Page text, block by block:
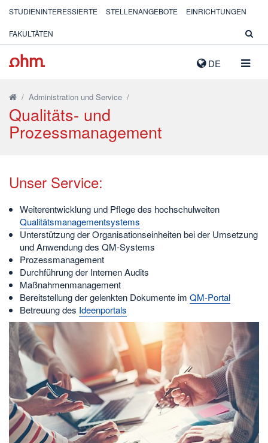
DE
STUDIENINTERESSIERTE STELLENANGEBOTE EINRICHTUNGEN
FAKULTÄTEN
/ Administration und Service /
Qualitäts- und
Prozessmanagement
Unser Service:
Weiterentwicklung und Pflege des hochschulweiten
Qualitätsmanagementsystems
Unterstützung der Organisationseinheiten bei der Umsetzung
und Anwendung des QM-Systems
Prozessmanagement
Durchführung der Internen Audits
Maßnahmenmanagement
Bereitstellung der gelenkten Dokumente im QM-Portal
Betreuung des Ideenportals